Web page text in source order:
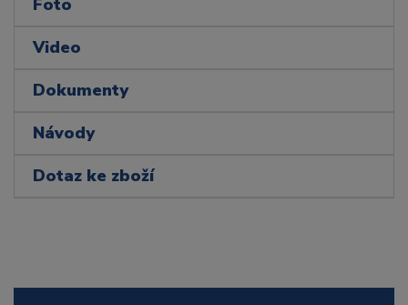
Foto
Video
Dokumenty
Návody
Dotaz ke zboží